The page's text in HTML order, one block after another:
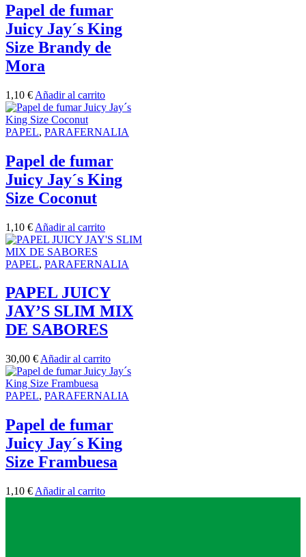
Papel de fumar
Juicy Jay´s King
Size Brandy de
Mora
1,10 € Añadir al carrito
PAPEL, PARAFERNALIA
Papel de fumar
Juicy Jay´s King
Size Coconut
1,10 € Añadir al carrito
PAPEL, PARAFERNALIA
PAPEL JUICY
JAY’S SLIM MIX
DE SABORES
30,00 € Añadir al carrito
PAPEL, PARAFERNALIA
Papel de fumar
Juicy Jay´s King
Size Frambuesa
1,10 € Añadir al carrito